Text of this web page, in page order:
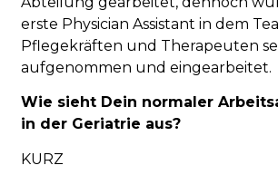
erste Physician Assistant in dem
Pflegekräften und Therapeuten
aufgenommen und eingearbeitet.
Wie sieht Dein normaler
in der Geriatrie aus?
KURZ